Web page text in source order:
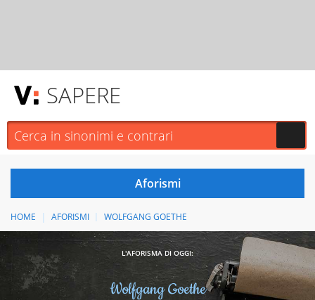
SAPERE
HOME AFORISMI WOLFGANG GOETHE
L'AFORISMA DI OGGI:
Wolfgang Goethe